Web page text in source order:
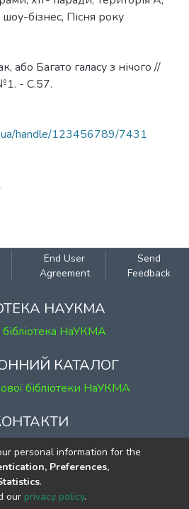
шоу-бізнес, Пісня року
або Багато галасу з нічого //
- С.57.
handle/123456789/7431
End User
Agreement
Send
Feedback
НАУКМА
НаУКМА
КАТАЛОГ
бібліотеки НаУКМА
Григорія Сковороди, 2
к. 1, к. 120
463-69-31
personal information for the
Preferences,
.
our privacy policy.